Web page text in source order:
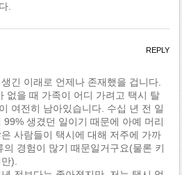
.
긴 이래로 언제나 존재했을 겁니다.
없을 때 가족이 어디 가려고 택시 탈
여전히 남아있습니다. 수십 년 전 일
생겼던 일이기 때문에 아예 머리
사람들이 택시에 대해 저주에 가까
경험이 많기 때문일거구요(물론 키
).
REPLY